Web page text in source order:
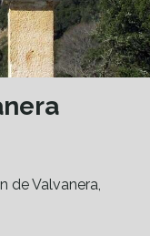
de Valvanera,